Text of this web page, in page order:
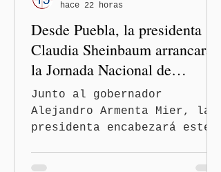
resaltó este logro
interinstituci
Desde Puebla, la presidenta
Claudia Sheinbaum arrancará
la Jornada Nacional de
Reforestación
Junto al gobernador
Alejandro Armenta Mier, la
presidenta encabezará este
hace 22 horas